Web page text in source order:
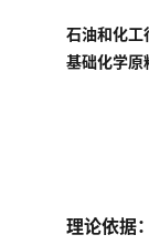
石油和化工
基础化学原
理论依据：